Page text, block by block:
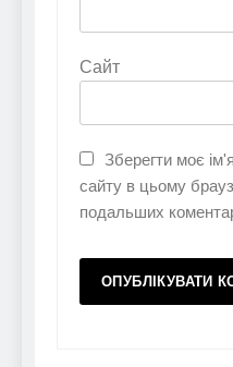
Сайт
Зберегти моє
сайту в цьому
подальших